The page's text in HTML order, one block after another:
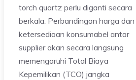
torch quartz perlu diganti secara
berkala. Perbandingan harga dan
ketersediaan konsumabel antar
supplier akan secara langsung
memengaruhi Total Biaya
Kepemilikan (TCO) jangka